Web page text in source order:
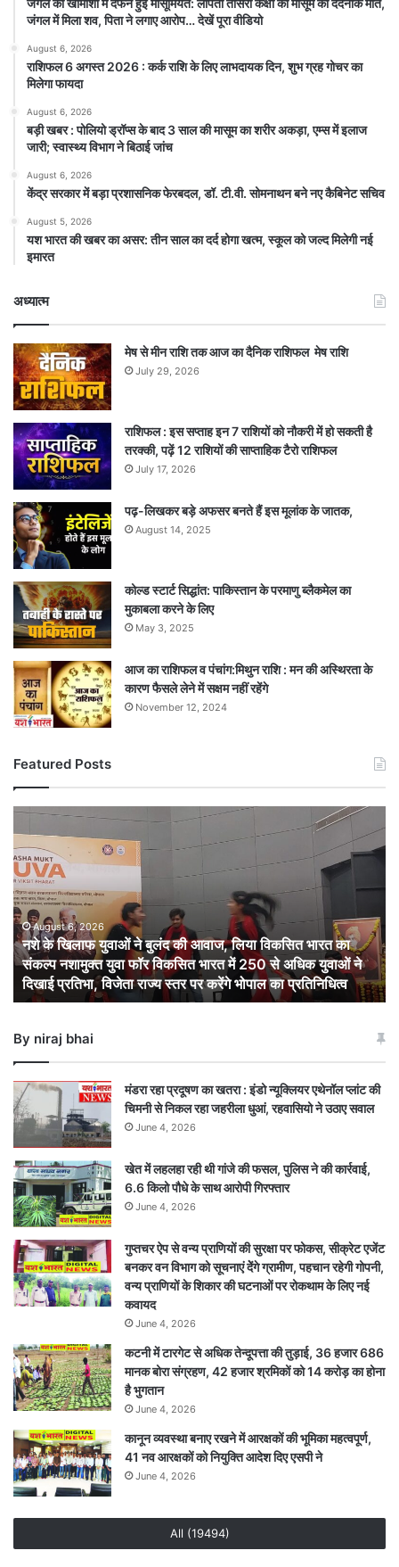
जंगल की खामोशी में दफन हुई मासूमियत: लापता तीसरी कक्षा की मासूम की दर्दनाक मौत,
जंगल में मिला शव, पिता ने लगाए आरोप… देखें पूरा वीडियो
August 6, 2026
राशिफल 6 अगस्त 2026 : कर्क राशि के लिए लाभदायक दिन, शुभ ग्रह गोचर का
मिलेगा फायदा
August 6, 2026
बड़ी खबर : पोलियो ड्रॉप्स के बाद 3 साल की मासूम का शरीर अकड़ा, एम्स में इलाज
जारी; स्वास्थ्य विभाग ने बिठाई जांच
August 6, 2026
केंद्र सरकार में बड़ा प्रशासनिक फेरबदल, डॉ. टी.वी. सोमनाथन बने नए कैबिनेट सचिव
August 5, 2026
यश भारत की खबर का असर: तीन साल का दर्द होगा खत्म, स्कूल को जल्द मिलेगी नई
इमारत
अध्यात्म
मेष से मीन राशि तक आज का दैनिक राशिफल मेष राशि
July 29, 2026
राशिफल : इस सप्ताह इन 7 राशियों को नौकरी में हो सकती है
तरक्की, पढ़ें 12 राशियों की साप्ताहिक टैरो राशिफल
July 17, 2026
पढ़-लिखकर बड़े अफसर बनते हैं इस मूलांक के जातक,
August 14, 2025
कोल्ड स्टार्ट सिद्धांत: पाकिस्तान के परमाणु ब्लैकमेल का
मुकाबला करने के लिए
May 3, 2025
आज का राशिफल व पंचांग:मिथुन राशि : मन की अस्थिरता के
कारण फैसले लेने में सक्षम नहीं रहेंगे
November 12, 2024
Featured Posts
नशे
के
खिलाफ
युवाओं
ने
बुलंद
की
आवाज,
लिया
विकसित
भारत
संकल्प
नशामुक्त
फॉर
विकसित
भारत
में
250
से
अधिक
युवाओं
ने
दिखाई
प्रतिभा,
विजेता
पर
करेंगे
भोपाल
का
प्रतिनिधित्व
August 6, 2026
नशे के खिलाफ युवाओं ने बुलंद की आवाज, लिया विकसित भारत का
संकल्प नशामुक्त युवा फॉर विकसित भारत में 250 से अधिक युवाओं ने
दिखाई प्रतिभा, विजेता राज्य स्तर पर करेंगे भोपाल का प्रतिनिधित्व
By niraj bhai
मंडरा रहा प्रदूषण का खतरा : इंडो न्यूक्लियर एथेनॉल प्लांट की
चिमनी से निकल रहा जहरीला धुआं, रहवासियो ने उठाए सवाल
June 4, 2026
खेत में लहलहा रही थी गांजे की फसल, पुलिस ने की कार्रवाई,
6.6 किलो पौधे के साथ आरोपी गिरफ्तार
June 4, 2026
गुप्तचर ऐप से वन्य प्राणियों की सुरक्षा पर फोकस, सीक्रेट एजेंट
बनकर वन विभाग को सूचनाएं देेंगे ग्रामीण, पहचान रहेगी गोपनी,
वन्य प्राणियों के शिकार की घटनाओं पर रोकथाम के लिए नई
कवायद
June 4, 2026
कटनी में टारगेट से अधिक तेन्दूपत्ता की तुड़ाई, 36 हजार 686
मानक बोरा संग्रहण, 42 हजार श्रमिकों को 14 करोड़ का होना
है भुगतान
June 4, 2026
कानून व्यवस्था बनाए रखने में आरक्षकों की भूमिका महत्वपूर्ण,
41 नव आरक्षकों को नियुक्ति आदेश दिए एसपी ने
June 4, 2026
All (19494)